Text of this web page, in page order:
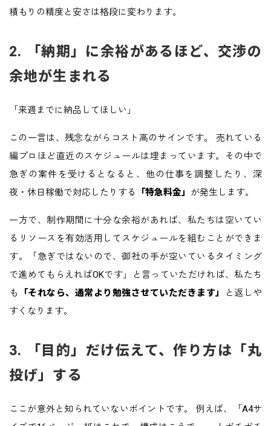
積もりの精度と安さは格段に変わります。
2. 「納期」に余裕があるほど、交渉の
余地が生まれる
「来週までに納品してほしい」
この一言は、残念ながらコスト高のサインです。 売れている
編プロほど直近のスケジュールは埋まっています。その中で
急ぎの案件を受けるとなると、他の仕事を調整したり、深
夜・休日稼働で対応したりする
「特急料金」 が発生します。
一方で、制作期間に十分な余裕があれば、私たちは空いてい
るリソースを有効活用してスケジュールを組むことができま
す。「急ぎではないので、御社の手が空いているタイミング
で進めてもらえればOKです」と言っていただければ、私たち
も
「それなら、通常より勉強させていただきます」
と返しや
すくなります。
3. 「目的」だけ伝えて、作り方は「丸
投げ」する
ここが意外と知られていないポイントです。 例えば、「A4サ